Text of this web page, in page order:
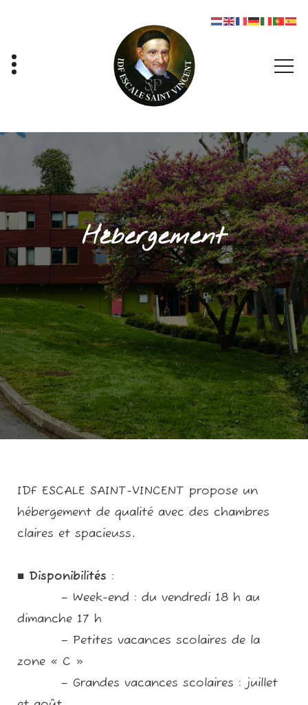
Hébergement
IDF ESCALE SAINT-VINCENT propose un
hébergement de qualité avec des chambres
claires et spacieuss.
■ Disponibilités :
– Week-end : du vendredi 18 h au
dimanche 17 h
– Petites vacances scolaires de la
zone « C »
– Grandes vacances scolaires : juillet